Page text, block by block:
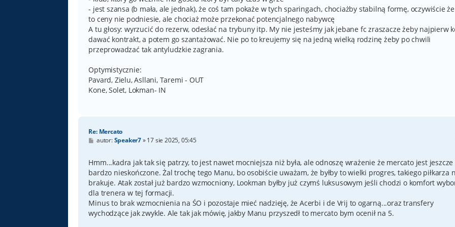
- jest szansa (b mała, ale jednak), że coś tam pokaże w tych sparingach, chociażby stabilną formę, oczywiście
to ceny nie podniesie, ale chociaż może przekonać potencjalnego nabywcę
A tu głosy: wyrzucić do rezerw, odesłać na trybuny itp. My nie jesteśmy jak jebane fc zraszacze żeby najpierw
dawać kontrakt, a potem go szantażować. Nie po to kreujemy się na jedną wielką rodzinę żeby po chwili
przeprowadzać tak antyludzkie zagrania.
Optymistycznie:
Pavard, Zielu, Asllani, Taremi - OUT
Kone, Solet, Lokman- IN
Re: Mercato
P
t
autor:Speaker7»17 sie 2025, 05:45
Hmm...kadra jak tak się patrzy, to jest nawet mocniejsza niż była, ale odnoszę wrażenie że mercato jest jeszcze
bardzo nieskończone. Żal trochę tego Manu, bo osobiście uważam, że byłby to wielki progres, takiego piłkarza
brakuje. Atak został już bardzo wzmocniony, Lookman byłby już czymś luksusowym jeśli chodzi o komfort
dla trenera w tej formacji.
Minus to brak wzmocnienia na ŚO i pozostaje mieć nadzieję, że Acerbi i de Vrij to ogarną...oraz transfery
wychodzące jak zwykle. Ale tak jak mówię, jakby Manu przyszedł to mercato bym ocenił na 5.